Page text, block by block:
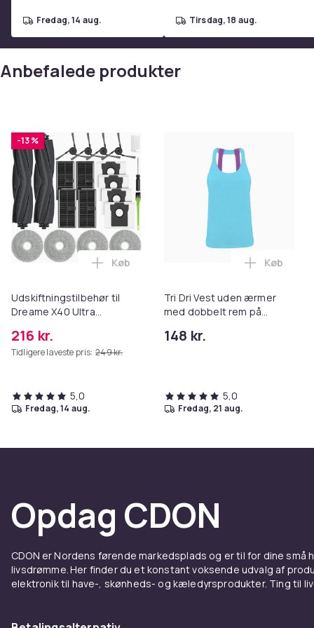
fredag, 14 aug. tirsdag, 18 aug.
Anbefalede produkter
-13 %
Udskiftningstilbehør til
Dreame X40 Ultra
216 kr.
Tidligere laveste pris: 249 kr.
Læg Udskiftningstilbehør til Dreame
Køb
5,0
fredag, 14 aug.
Tri Dri Vest uden ærmer
med dobbelt rem på
148 kr.
Læg Tri
Køb
5,0
fredag, 21 aug.
Opdag CDON
CDON er Nordens førende markedsplads og er til for dine
livsdrømme. Her finder du et konstant voksende udvalg af
elektronik til have-, skønheds- og kæledyrsprodukter. Ting til